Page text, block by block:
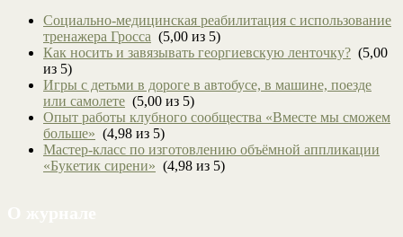
Социально-медицинская реабилитация с использование
тренажера Гросса (5,00 из 5)
Как носить и завязывать георгиевскую ленточку? (5,00
из 5)
Игры с детьми в дороге в автобусе, в машине, поезде
или самолете (5,00 из 5)
Опыт работы клубного сообщества «Вместе мы сможем
больше» (4,98 из 5)
Мастер-класс по изготовлению объёмной аппликации
«Букетик сирени» (4,98 из 5)